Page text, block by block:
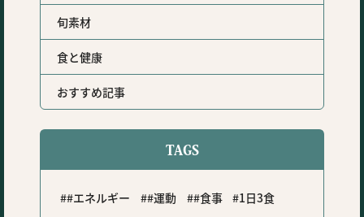
旬素材
食と健康
おすすめ記事
TAGS
#エネルギー #運動 #食事
1日3食